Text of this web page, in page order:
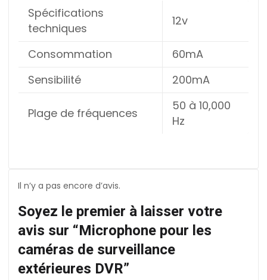
Spécifications
techniques
12v
Consommation
60mA
Sensibilité
200mA
Plage de fréquences
50 à 10,000
Hz
Il n’y a pas encore d’avis.
Soyez le premier à laisser votre
avis sur “Microphone pour les
caméras de surveillance
extérieures DVR”